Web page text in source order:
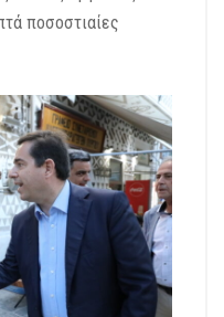
ποσοστιαίες